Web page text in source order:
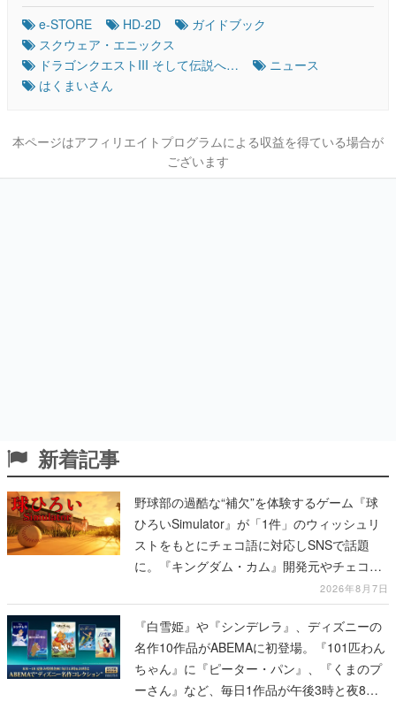
e-STORE HD-2D
ガイドブック
スクウェア・エニックス
ドラゴンクエストIII そして伝説へ…
ニュース
はくまいさん
本ページはアフィリエイトプログラムによる収益を得ている場合が
ございます
新着記事
野球部の過酷な“補欠”を体験するゲーム『球
ひろいSimulator』が「1件」のウィッシュリ
ストをもとにチェコ語に対応しSNSで話題
に。『キングダム・カム』開発元やチェコの
2026年8月7日
『白雪姫』や『シンデレラ』、ディズニーの
名作10作品がABEMAに初登場。『101匹わん
ちゃん』に『ピーター・パン』、『くまのプ
ーさん』など、毎日1作品が午後3時と夜8時